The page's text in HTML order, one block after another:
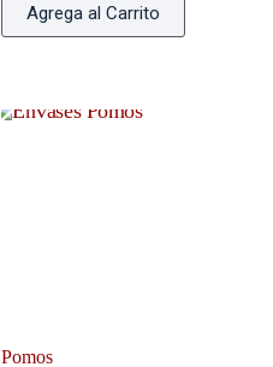
Agrega al Carrito
Pomos